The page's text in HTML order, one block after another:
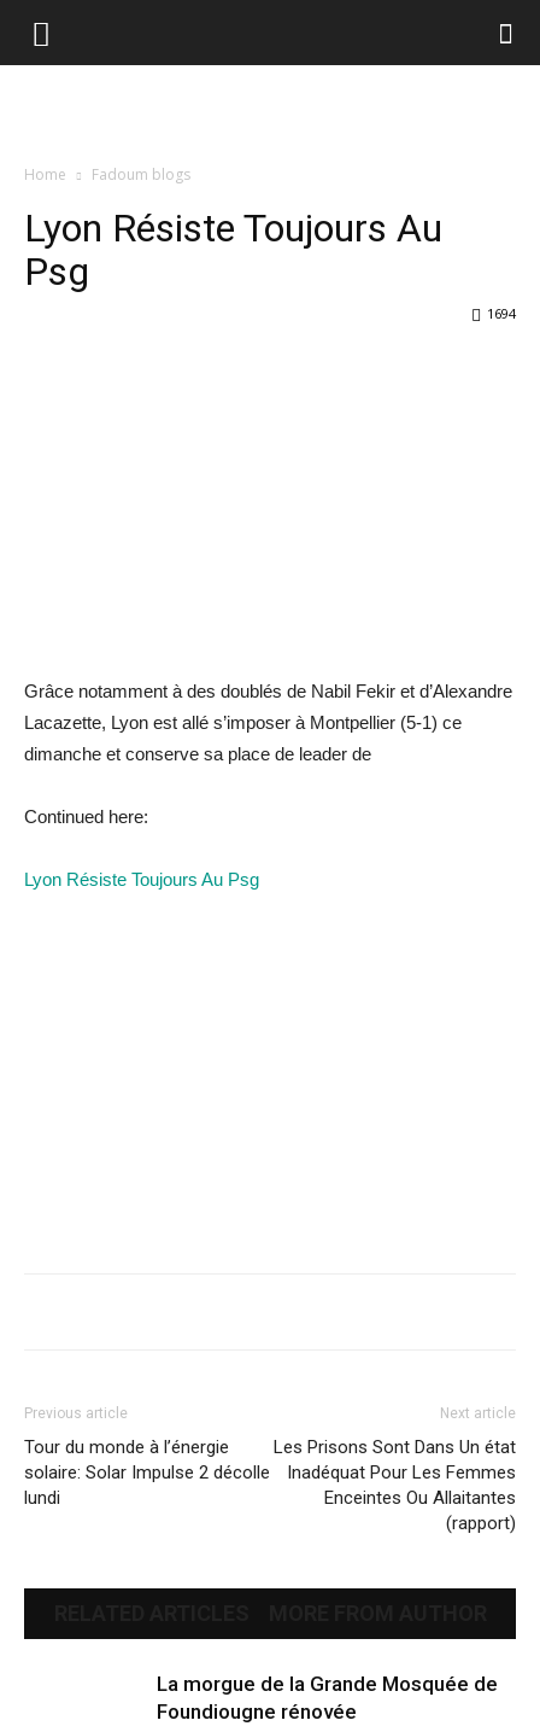
Home Fadoum blogs
Lyon Résiste Toujours Au
Psg
1694
Grâce notamment à des doublés de Nabil Fekir et d’Alexandre
Lacazette, Lyon est allé s’imposer à Montpellier (5-1) ce
dimanche et conserve sa place de leader de
Continued here:
Lyon Résiste Toujours Au Psg
Previous article
Tour du monde à l’énergie
solaire: Solar Impulse 2 décolle
lundi
Next article
Les Prisons Sont Dans Un état
Inadéquat Pour Les Femmes
Enceintes Ou Allaitantes
(rapport)
La morgue de la Grande Mosquée de
Foundiougne rénovée